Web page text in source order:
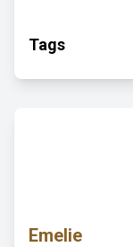
Tags
Emelie